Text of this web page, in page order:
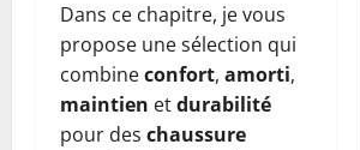
Dans ce chapitre, je vous
propose une sélection qui
combineconfort, amorti,
maintien etdurabilité
pour des chaussure